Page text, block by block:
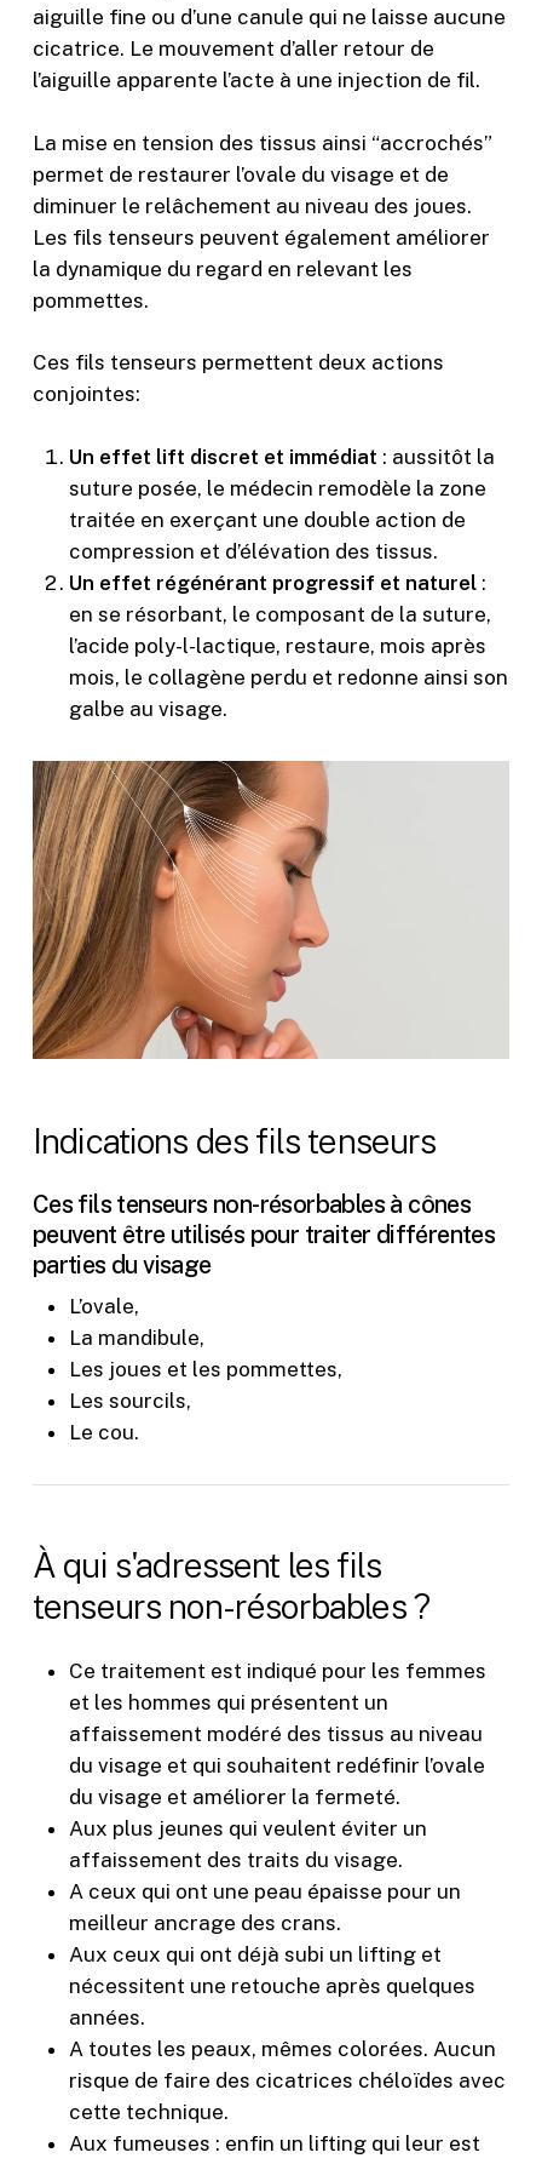
aiguille fine ou d’une canule qui ne laisse aucune
cicatrice. Le mouvement d’aller retour de
l’aiguille apparente l’acte à une injection de fil.
La mise en tension des tissus ainsi “accrochés”
permet de restaurer l’ovale du visage et de
diminuer le relâchement au niveau des joues.
Les fils tenseurs peuvent également améliorer
la dynamique du regard en relevant les
pommettes.
Ces fils tenseurs permettent deux actions
conjointes:
Un effet lift discret et immédiat : aussitôt la
suture posée, le médecin remodèle la zone
traitée en exerçant une double action de
compression et d’élévation des tissus.
Un effet régénérant progressif et naturel:
en se résorbant, le composant de la suture,
l’acide poly-l-lactique, restaure, mois après
mois, le collagène perdu et redonne ainsi son
galbe au visage.
Indications des fils tenseurs
Ces fils tenseurs non-résorbables à cônes
peuvent être utilisés pour traiter différentes
parties du visage
L’ovale,
La mandibule,
Les joues et les pommettes,
Les sourcils,
Le cou.
À qui s'adressent les fils
tenseurs non-résorbables?
Ce traitement est indiqué pour les femmes
et les hommes qui présentent un
affaissement modéré des tissus au niveau
du visage et qui souhaitent redéfinir l’ovale
du visage et améliorer la fermeté.
Aux plus jeunes qui veulent éviter un
affaissement des traits du visage.
A ceux qui ont une peau épaisse pour un
meilleur ancrage des crans.
Aux ceux qui ont déjà subi un lifting et
nécessitent une retouche après quelques
années.
A toutes les peaux, mêmes colorées. Aucun
risque de faire des cicatrices chéloïdes avec
cette technique.
Aux fumeuses : enfin un lifting qui leur est